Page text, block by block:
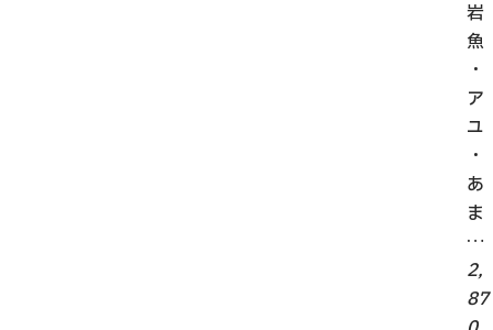
岩
魚
・
ア
ユ
・
あ
ま
…
2,
87